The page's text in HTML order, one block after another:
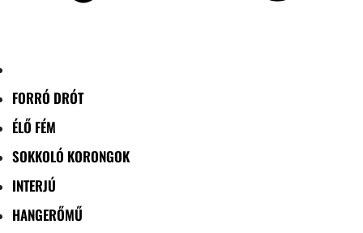
FORRÓ DRÓT
ÉLŐ FÉM
SOKKOLÓ KORONGOK
INTERJÚ
HANGERŐMŰ